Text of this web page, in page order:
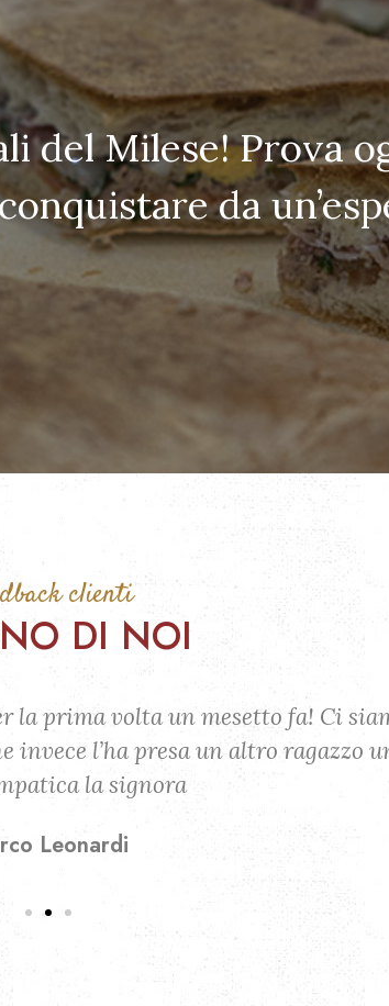
del Milese! Prova
da
clienti
DI NOI
la prima volta un mesetto fa! Ci
l’ha presa un altro ragazzo
la signora
Leonardi